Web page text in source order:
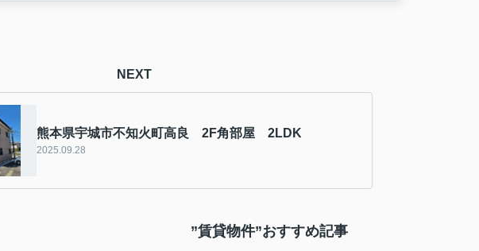
NEXT
熊本県宇城市不知火町高良 2F角部屋 2LDK
2025.09.28
”賃貸物件”おすすめ記事